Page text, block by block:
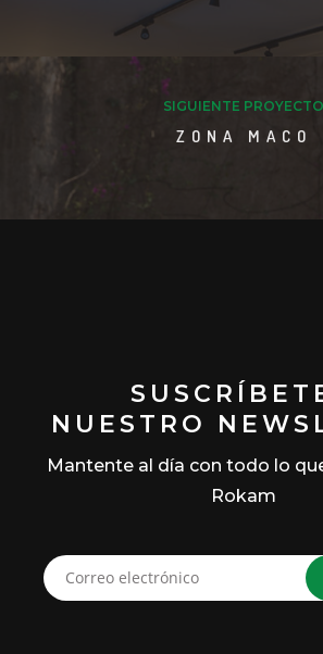
SIGUIENTE PROYECTO
ZONA MACO
NUESTRO
Mantente al día con todo lo
Rokam